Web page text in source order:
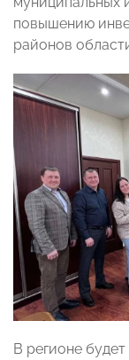
повышению
районов
В регионе